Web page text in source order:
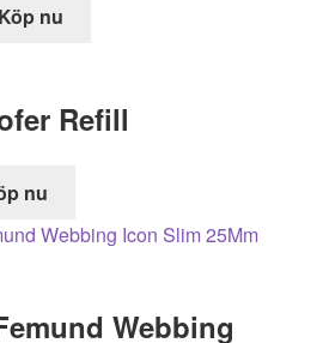
Köp nu
Refill
nu
Webbing